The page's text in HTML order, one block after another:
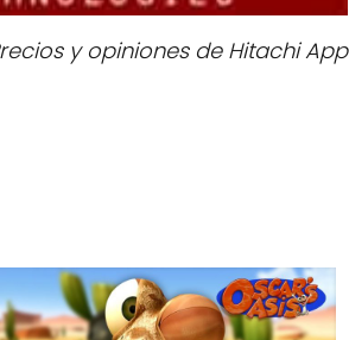
y opiniones de Hitachi App